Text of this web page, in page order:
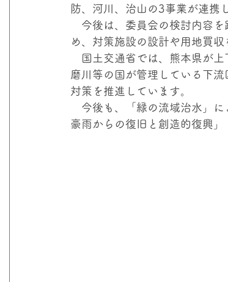
防、河川、治山の3事業が連携
今後は、委員会の検討内容を
め、対策施設の設計や用地買収
国土交通省では、熊本県が上
磨川等の国が管理している下
対策を推進しています。
今後も、「緑の流域治水」に
豪雨からの復旧と創造的復興